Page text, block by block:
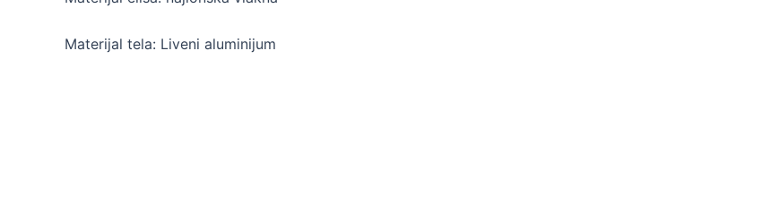
Materijal tela: Liveni aluminijum